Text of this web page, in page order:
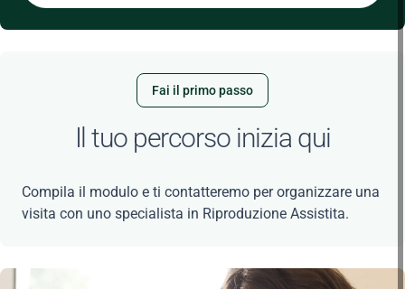
Fai il primo passo
Il tuo percorso inizia qui
Compila il modulo e ti contatteremo per organizzare una
visita con uno specialista in Riproduzione Assistita.